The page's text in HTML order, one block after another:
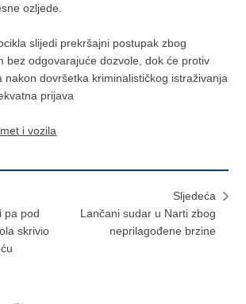
ozljede.
slijedi prekršajni postupak zbog
bez odgovarajuće dozvole, dok će protiv
nakon dovršetka kriminalističkog istraživanja
prijava
i vozila
pa pod
skrivio
Sljedeća
Lančani sudar u Narti zbog
neprilagođene brzine